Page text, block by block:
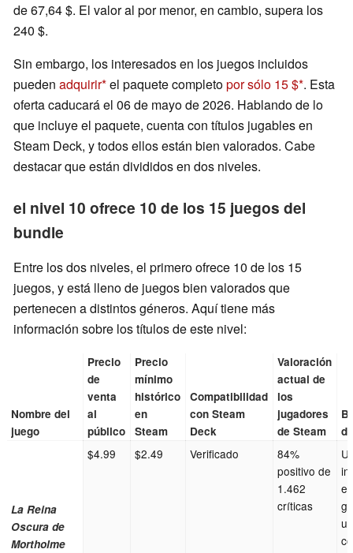
de 67,64 $. El valor al por menor, en cambio, supera los
240 $.
Sin embargo, los interesados en los juegos incluidos
pueden adquirir el paquete completopor sólo 15 $ . Esta
oferta caducará el 06 de mayo de 2026. Hablando de lo
que incluye el paquete, cuenta con títulos jugables en
Steam Deck, y todos ellos están bien valorados. Cabe
destacar que están divididos en dos niveles.
el nivel 10 ofrece 10 de los 15 juegos del
bundle
Entre los dos niveles, el primero ofrece 10 de los 15
juegos, y está lleno de juegos bien valorados que
pertenecen a distintos géneros. Aquí tiene más
información sobre los títulos de este nivel:
Nombre del
juego
Precio
de
venta
al
público
Precio
mínimo
histórico
en
Steam
Compatibilidad
con Steam
Deck
Valoración
actual de
los
jugadores
de Steam
La Reina
Oscura de
Mortholme
$4.99 $2.49 Verificado
84%
positivo de
1.462
críticas
el